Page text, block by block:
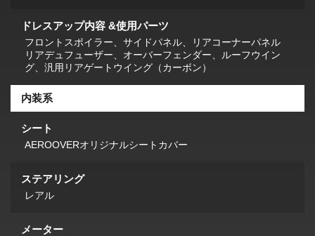
ドレスアップ内容 &使用パーツ
フロントスポイラー、サイドパネル、リアコーナーパネル
リアデュフューザー、オーバーフェンダー、ルーフウイン
グ、汎用リアゲートウイング（カーボン）
内装系
シート
AEROOVERオリジナルシートカバー
ステアリング
レアル
メーター